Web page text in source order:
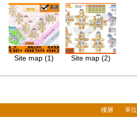
Site map (1) Site map (2)
樓層 單位